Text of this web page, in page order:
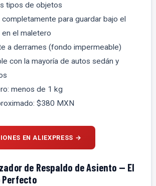
tipos de objetos
completamente para guardar bajo el
el maletero
a derrames (fondo impermeable)
con la mayoría de autos sedán y
menos de 1 kg
$380 MXN
EN ALIEXPRESS →
de Respaldo de Asiento — El
Perfecto